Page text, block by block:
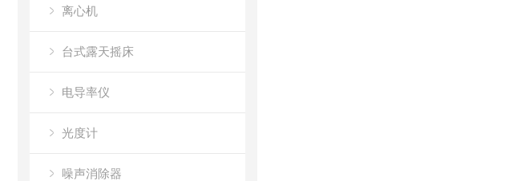
离心机
台式露天摇床
电导率仪
光度计
噪声消除器